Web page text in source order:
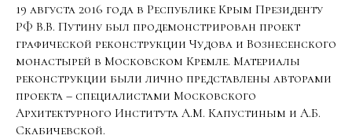
19 августа 2016 года в Республике Крым Президенту
РФ В.В. Путину был продемонстрирован проект
графической реконструкции Чудова и Вознесенского
монастырей в Московском Кремле. Материалы
реконструкции были лично представлены авторами
проекта – специалистами Московского
Архитектурного Института А.М. Капустиным и А.Б.
Скабичевской.